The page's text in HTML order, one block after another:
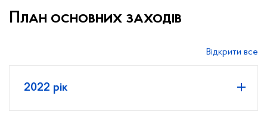
План основних заходів
Відкрити все
2022 рік